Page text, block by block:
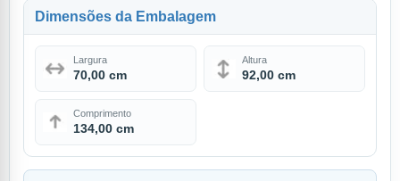
Dimensões da Embalagem
Largura
70,00 cm
Altura
92,00 cm
Comprimento
134,00 cm